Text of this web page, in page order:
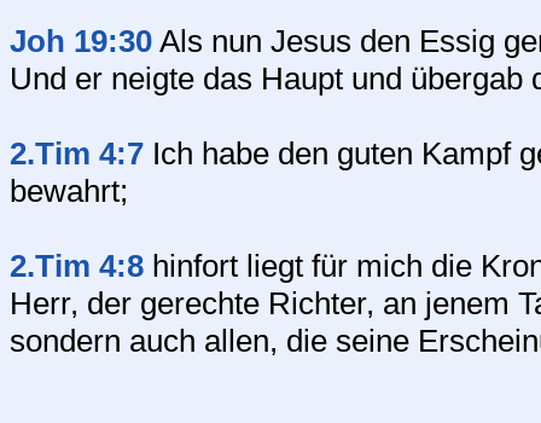
Joh 19:30 Als nun Jesus den Essig
Und er neigte das Haupt und übergab
2.Tim 4:7 Ich habe den guten Kampf
bewahrt;
2.Tim 4:8 hinfort liegt für mich die
Herr, der gerechte Richter, an jenem
sondern auch allen, die seine